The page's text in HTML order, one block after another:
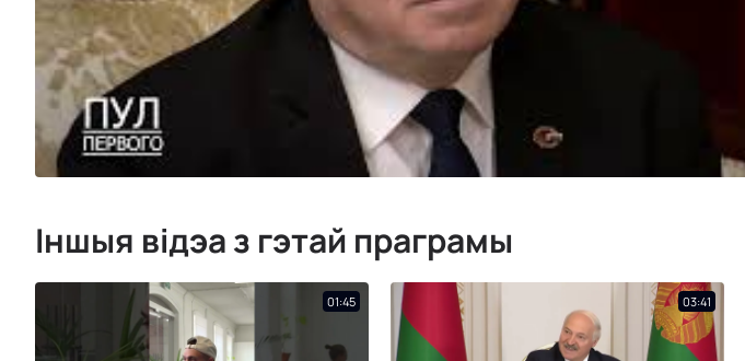
Іншыя відэа з гэтай праграмы
01:45 03:41